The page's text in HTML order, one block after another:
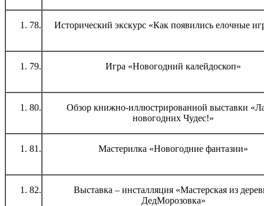
78. Исторический экскурс «Как появились елочные
79. Игра «Новогодний калейдоскоп»
80.
Обзор книжно-иллюстрированной выставки
новогодних Чудес!»
81. Мастерилка «Новогодние фантазии»
82.
Выставка – инсталляция «Мастерская из
ДедМорозовка»